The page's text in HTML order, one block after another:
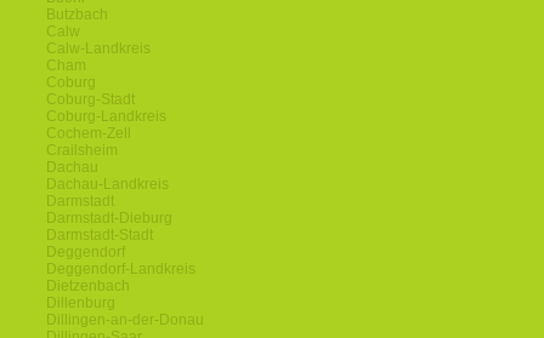
Butzbach
Calw
Calw-Landkreis
Cham
Coburg
Coburg-Stadt
Coburg-Landkreis
Cochem-Zell
Crailsheim
Dachau
Dachau-Landkreis
Darmstadt
Darmstadt-Dieburg
Darmstadt-Stadt
Deggendorf
Deggendorf-Landkreis
Dietzenbach
Dillenburg
Dillingen-an-der-Donau